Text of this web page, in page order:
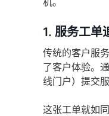
1. 服务工单
传统的客户服
了客户体验。
线门户）提交
这张工单就如